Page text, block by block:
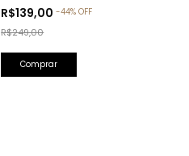
R$139,00-44%OFF
R$249,00